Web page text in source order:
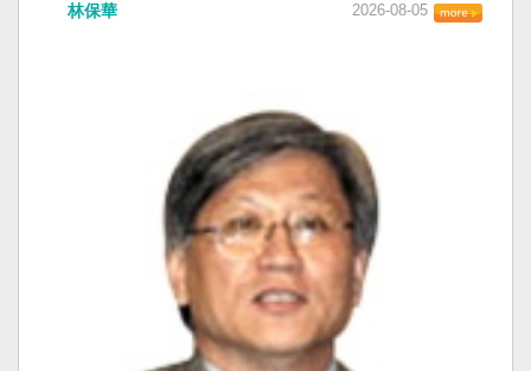
更透過跨國鎮壓手段，對世界各國人民進行政治
紅色恐怖正在世界各地蔓延，今年論壇主題聚焦
討論全球的民主韌性、灰帶侵擾的因應聯防，以
及非紅供應鏈的重塑，更加反映出台灣在國際社
會中的角色定位，以及期許台灣能承擔的國際責
任。 賴清德表示，當今台灣的民主成就受到國際
的肯定，面對中國「民促法」的威脅，台灣不會
接受統戰滲透和紅色恐怖、不會坐視中國將壓迫
黑手伸進台灣，或任何自由國家與地區。 賴清德
強調，台灣會以行動積極響應，落實「集體防
禦、責任分擔」，並將持續提升國防力量、強化
中全會。本來以為在七月上海的AI全球大會以
「適應不同群體消費需求擴大優質供給」。顯然
七月中國官方的經濟數字，製造業採購經理人指
數PMI，由六月的五十．三％大幅滑落至四十九．
二％，不僅低於預估的五十．一％，更一舉跌破
五十％榮枯線，加上非製造業和綜合PMI產出指數
三大核心指標同步跌穿榮枯線，習近平的梭哈
（孤注一擲）失敗，在會議文件上不得不兩處承
認「困難」。 一處是「有效應對各種外部衝擊和
內部困難」，後面提及「要高度重視經濟運行中
的困難挑戰」。其後各段落所說的例如公平競
林保華 2026-08-05